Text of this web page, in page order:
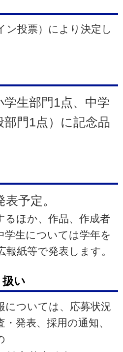
ン投票）により決定し
生部門1点、中学
門1点）に記念品
予定。
るほか、作品、作成者
学生については学年を
紙等で発表します。
い
については、応募状況
発表、採用の通知、